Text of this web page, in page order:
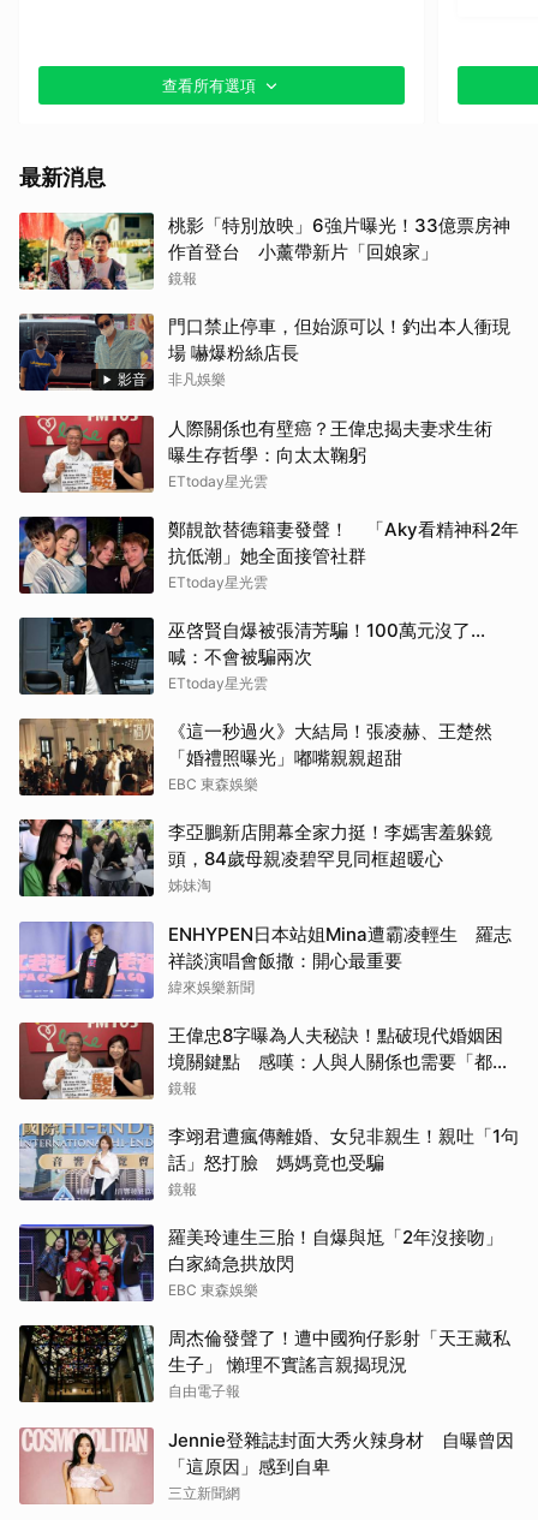
查看所有選項
最新消息
桃影「特別放映」6強片曝光！33億票房神
作首登台 小薰帶新片「回娘家」
鏡報
影音
門口禁止停車，但始源可以！釣出本人衝現
場 嚇爆粉絲店長
非凡娛樂
人際關係也有壁癌？王偉忠揭夫妻求生術
曝生存哲學：向太太鞠躬
ETtoday星光雲
鄭靚歆替德籍妻發聲！ 「Aky看精神科2年
抗低潮」她全面接管社群
ETtoday星光雲
巫啓賢自爆被張清芳騙！100萬元沒了...
喊：不會被騙兩次
ETtoday星光雲
《這一秒過火》大結局！張凌赫、王楚然
「婚禮照曝光」嘟嘴親親超甜
EBC 東森娛樂
李亞鵬新店開幕全家力挺！李嫣害羞躲鏡
頭，84歲母親凌碧罕見同框超暖心
姊妹淘
ENHYPEN日本站姐Mina遭霸凌輕生 羅志
祥談演唱會飯撒：開心最重要
緯來娛樂新聞
王偉忠8字曝為人夫秘訣！點破現代婚姻困
境關鍵點 感嘆：人與人關係也需要「都
更」
鏡報
李翊君遭瘋傳離婚、女兒非親生！親吐「1句
話」怒打臉 媽媽竟也受騙
鏡報
羅美玲連生三胎！自爆與尪「2年沒接吻」
白家綺急拱放閃
EBC 東森娛樂
周杰倫發聲了！遭中國狗仔影射「天王藏私
生子」 懶理不實謠言親揭現況
自由電子報
Jennie登雜誌封面大秀火辣身材 自曝曾因
「這原因」感到自卑
三立新聞網